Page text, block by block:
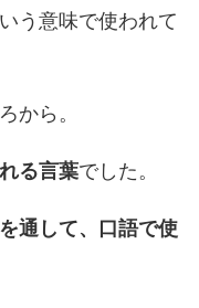
う意味で使われて
から。
る言葉でした。
通して、口語で使